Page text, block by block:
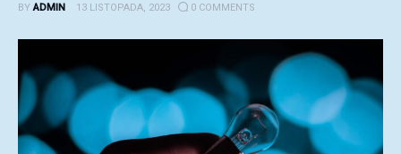
BY ADMIN 13 LISTOPADA, 2023 0 COMMENTS